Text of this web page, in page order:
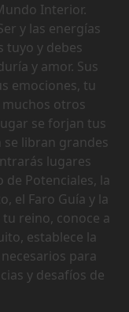
Interior.
y las energías
tuyo y debes
y amor. Sus
emociones, tu
otros
se forjan tus
libran grandes
lugares
de Potenciales, la
el Faro Guía y la
reino, conoce a
establece la
para
y desafíos de